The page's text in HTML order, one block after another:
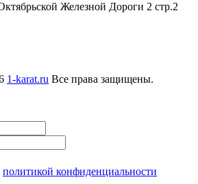
Железной Дороги 2 стр.2
1-karat.ru Все права защищены.
политикой конфиденциальности